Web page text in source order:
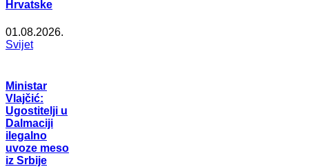
Hrvatske
01.08.2026.
Svijet
Ministar
Vlajčić:
Ugostitelji u
Dalmaciji
ilegalno
uvoze meso
iz Srbije